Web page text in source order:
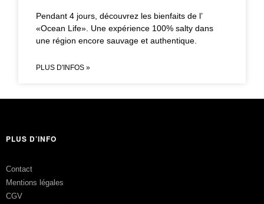
Pendant 4 jours, découvrez les bienfaits de l’
«Ocean Life». Une expérience 100% salty dans
une région encore sauvage et authentique.
PLUS D'INFOS »
PLUS D’INFO
Contact
Mentions légales
CGV